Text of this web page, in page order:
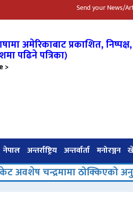
Send your News/
अमेरिकाबाट प्रकाशित,
पढिने पत्रिका)
>
नेपाल अन्तर्राष्ट्रिय अन्तर्वार्ता मनोरञ्जन
ठोक्किएको अनुमान |